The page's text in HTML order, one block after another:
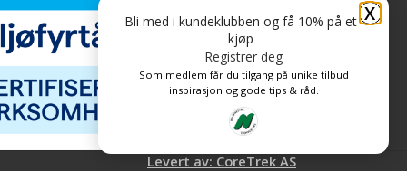
Levert av: CoreTrek AS
X
Bli med i kundeklubben og få 10% på et
kjøp
Registrer deg
Som medlem får du tilgang på unike tilbud
inspirasjon og gode tips & råd.